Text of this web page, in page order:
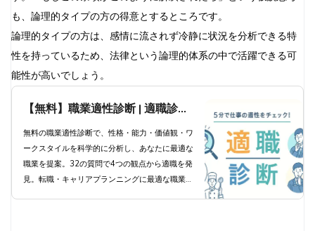
も、論理的タイプの方の得意とするところです。
論理的タイプの方は、感情に流されず冷静に状況を分析できる特
性を持っているため、法律という論理的体系の中で活躍できる可
能性が高いでしょう。
【無料】職業適性診断 | 適職診断
で科学的分析と職業提案
無料の職業適性診断で、性格・能力・価値観・ワ
ークスタイルを科学的に分析し、あなたに最適な
職業を提案。32の質問で4つの観点から適職を発
見。転職・キャリアプランニングに最適な職業診